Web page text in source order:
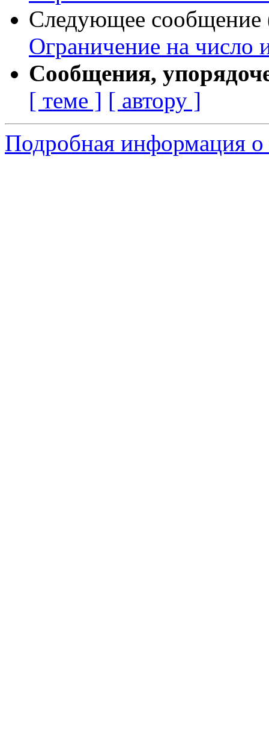
Следующее сообщение
Ограничение на число
Сообщения,
[ теме ] [ автору ]
Подробная информация